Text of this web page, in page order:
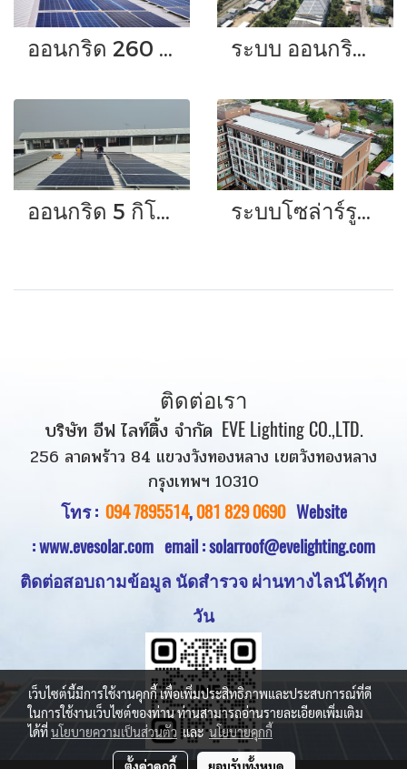
ออนกริด 260 กิโลวัตต์ ระบบ ออนกริด ขนาด 220 กิโลวัตต์ โรงงานสิ่งทอ
ออนกริด 5 กิโลวัตต์ ระบบโซล่าร์รูฟท็อปแบบออนกริด ขนาด 20-50 กิโลวัตต์
ติดต่อเรา
บริษัท อีฟ ไลท์ติ้ง จำกัด EVE Lighting CO.,LTD.
256 ลาดพร้าว 84 แขวงวังทองหลาง เขตวังทองหลาง
กรุงเทพฯ 10310
โทร : 094 7895514,081 829 0690Website
:www.evesolar.com email : solarroof@evelighting.com
ติดต่อสอบถามข้อมูล นัดสำรวจผ่านทางไลน์ได้ทุก
วัน
เว็บไซต์นี้มีการใช้งานคุกกี้ เพื่อเพิ่มประสิทธิภาพและประสบการณ์ที่ดี
ในการใช้งานเว็บไซต์ของท่าน ท่านสามารถอ่านรายละเอียดเพิ่มเติม
ได้ที่นโยบายความเป็นส่วนตัว และนโยบายคุกกี้